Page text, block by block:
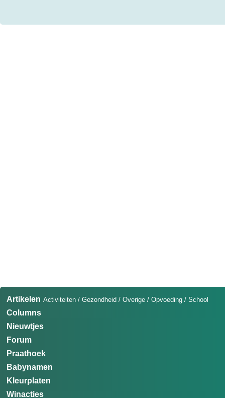
Artikelen Activiteiten / Gezondheid / Overige / Opvoeding / School
Columns
Nieuwtjes
Forum
Praathoek
Babynamen
Kleurplaten
Winacties